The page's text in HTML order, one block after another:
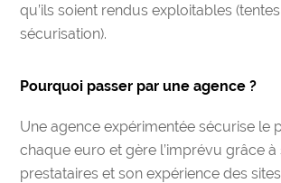
qu’ils soient rendus exploitables
sécurisation).
Pourquoi passer par une agence ?
Une agence expérimentée sécurise le
chaque euro et gère l’imprévu grâce
prestataires et son expérience des